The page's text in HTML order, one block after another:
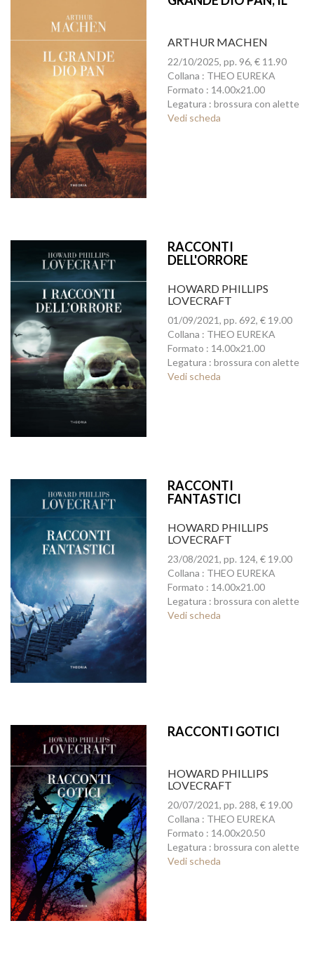
ARTHUR MACHEN
22/10/2025, pp. 96, € 11.90
Collana : THEO EUREKA
Formato : 14.00x21.00
Legatura : brossura con alette
Vedi scheda
RACCONTI
DELL'ORRORE
HOWARD PHILLIPS
LOVECRAFT
01/09/2021, pp. 692, € 19.00
Collana : THEO EUREKA
Formato : 14.00x21.00
Legatura : brossura con alette
Vedi scheda
RACCONTI
FANTASTICI
HOWARD PHILLIPS
LOVECRAFT
23/08/2021, pp. 124, € 19.00
Collana : THEO EUREKA
Formato : 14.00x21.00
Legatura : brossura con alette
Vedi scheda
RACCONTI GOTICI
HOWARD PHILLIPS
LOVECRAFT
20/07/2021, pp. 288, € 19.00
Collana : THEO EUREKA
Formato : 14.00x20.50
Legatura : brossura con alette
Vedi scheda